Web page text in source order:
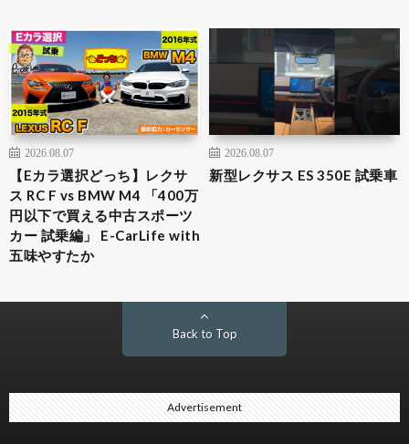
2026.08.07
【Eカラ選択どっち】レクサ
ス RC F vs BMW M4 「400万
円以下で買える中古スポーツ
カー 試乗編」 E-CarLife with
五味やすたか
2026.08.07
新型レクサス ES 350E 試乗車
Back to Top
Advertisement